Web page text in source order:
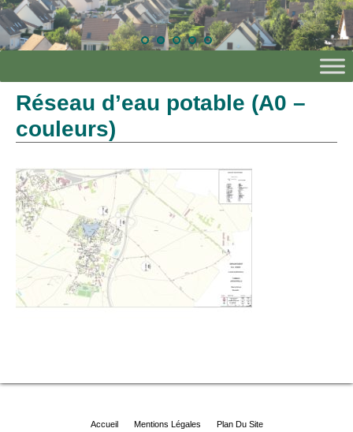
Réseau d’eau potable (A0 –
couleurs)
Accueil Mentions Légales Plan Du Site